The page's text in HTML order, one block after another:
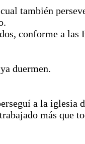
también
conforme a las
duermen.
a la iglesia
más que